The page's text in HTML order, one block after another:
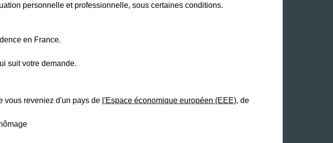
personnelle et professionnelle, sous certaines conditions.
en France.
suit votre demande.
vous reveniez d'un pays de l'Espace économique européen (EEE), de